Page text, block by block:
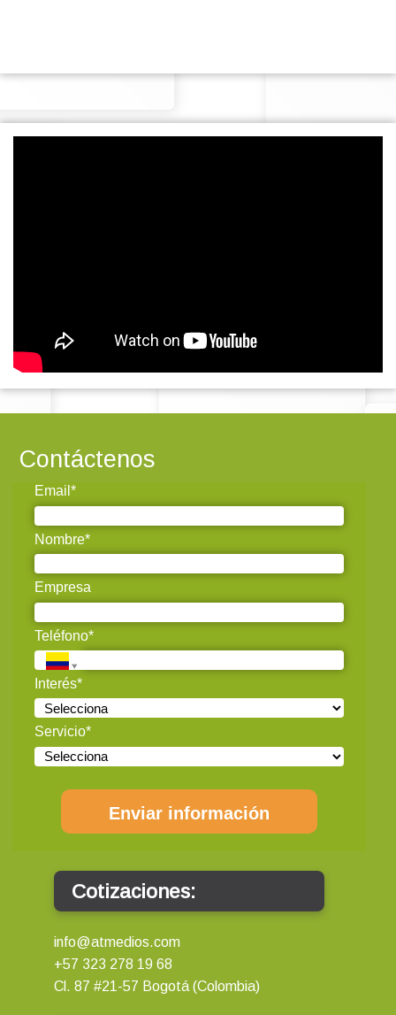
Contáctenos
Email*
Nombre*
Empresa
Teléfono*
Interés*
Servicio*
Enviar información
Cotizaciones:
info@atmedios.com
+57 323 278 19 68
Cl. 87 #21-57 Bogotá (Colombia)